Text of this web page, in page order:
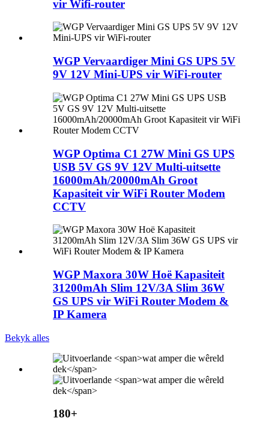
vir Wifi-router
WGP Vervaardiger Mini GS UPS 5V
9V 12V Mini-UPS vir WiFi-router
WGP Optima C1 27W Mini GS UPS
USB 5V GS 9V 12V Multi-uitsette
16000mAh/20000mAh Groot
Kapasiteit vir WiFi Router Modem
CCTV
WGP Maxora 30W Hoë Kapasiteit
31200mAh Slim 12V/3A Slim 36W
GS UPS vir WiFi Router Modem &
IP Kamera
Bekyk alles
180+